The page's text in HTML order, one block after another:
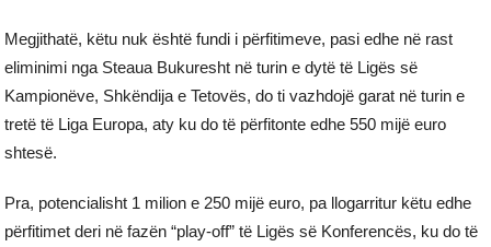
Megjithatë, këtu nuk është fundi i përfitimeve, pasi edhe në rast
eliminimi nga Steaua Bukuresht në turin e dytë të Ligës së
Kampionëve, Shkëndija e Tetovës, do ti vazhdojë garat në turin e
tretë të Liga Europa, aty ku do të përfitonte edhe 550 mijë euro
shtesë.
Pra, potencialisht 1 milion e 250 mijë euro, pa llogarritur këtu edhe
përfitimet deri në fazën “play-off” të Ligës së Konferencës, ku do të